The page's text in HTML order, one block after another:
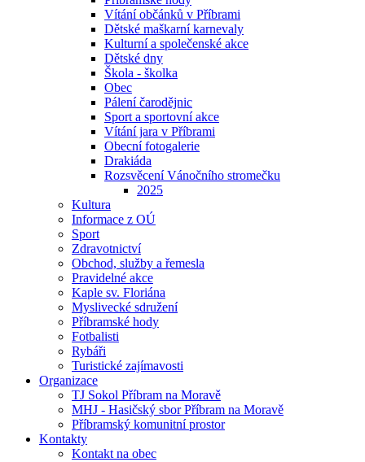
Vítání občánků v Příbrami
Dětské maškarní karnevaly
Kulturní a společenské akce
Dětské dny
Škola - školka
Obec
Pálení čarodějnic
Sport a sportovní akce
Vítání jara v Příbrami
Obecní fotogalerie
Drakiáda
Rozsvěcení Vánočního stromečku
2025
Kultura
Informace z OÚ
Sport
Zdravotnictví
Obchod, služby a řemesla
Pravidelné akce
Kaple sv. Floriána
Myslivecké sdružení
Příbramské hody
Fotbalisti
Rybáři
Turistické zajímavosti
Organizace
TJ Sokol Příbram na Moravě
MHJ - Hasičský sbor Příbram na Moravě
Příbramský komunitní prostor
Kontakty
Kontakt na obec